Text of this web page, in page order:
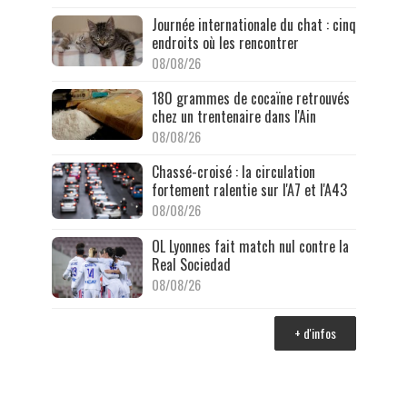
Journée internationale du chat : cinq
endroits où les rencontrer
08/08/26
180 grammes de cocaïne retrouvés
chez un trentenaire dans l'Ain
08/08/26
Chassé-croisé : la circulation
fortement ralentie sur l'A7 et l'A43
08/08/26
OL Lyonnes fait match nul contre la
Real Sociedad
08/08/26
+ d'infos